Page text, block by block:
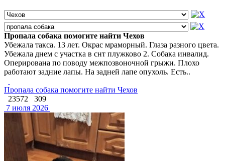
Пропала собака помогите найти Чехов
Убежала такса. 13 лет. Окрас мраморный. Глаза разного цвета.
Убежала днем с участка в снт плужково 2. Собака инвалид.
Оперирована по поводу межпозвоночной грыжи. Плохо
работают задние лапы. На задней лапе опухоль. Есть..
Пропала собака помогите найти Чехов
23572
309
7 июля 2026